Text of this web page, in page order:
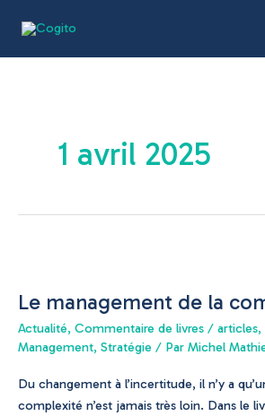
1 avril 2025
Le management de la
Actualité, Commentaire de livres / articles,
Management, Stratégie / Par Michel
Du changement à l’incertitude, il n’y a
complexité n’est jamais très loin. Dans le
de
la
complexité